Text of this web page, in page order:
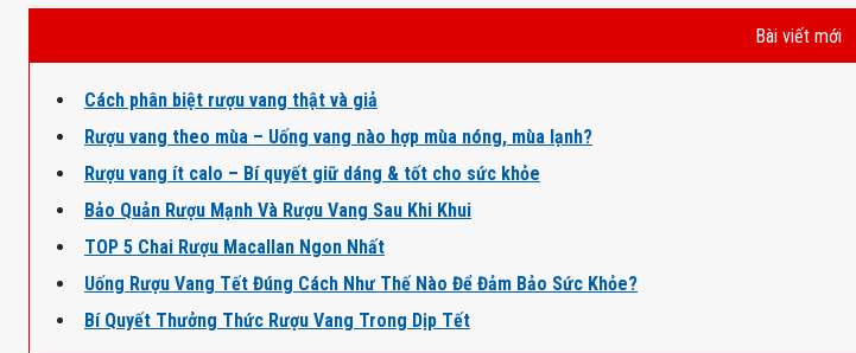
Bài viết mới
Cách phân biệt rượu vang thật và giả
Rượu vang theo mùa – Uống vang nào hợp mùa nóng, mùa lạnh?
Rượu vang ít calo – Bí quyết giữ dáng & tốt cho sức khỏe
Bảo Quản Rượu Mạnh Và Rượu Vang Sau Khi Khui
TOP 5 Chai Rượu Macallan Ngon Nhất
Uống Rượu Vang Tết Đúng Cách Như Thế Nào Để Đảm Bảo Sức Khỏe?
Bí Quyết Thưởng Thức Rượu Vang Trong Dịp Tết